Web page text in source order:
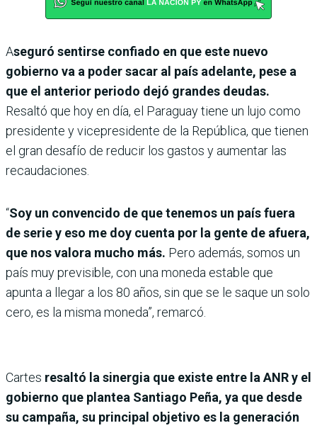
Aseguró sentirse confiado en que este nuevo
gobierno va a poder sacar al país adelante, pese a
que el anterior periodo dejó grandes deudas.
Resaltó que hoy en día, el Paraguay tiene un lujo como
presidente y vicepresidente de la República, que tienen
el gran desafío de reducir los gastos y aumentar las
recaudaciones.
“Soy un convencido de que tenemos un país fuera
de serie y eso me doy cuenta por la gente de afuera,
que nos valora mucho más. Pero además, somos un
país muy previsible, con una moneda estable que
apunta a llegar a los 80 años, sin que se le saque un solo
cero, es la misma moneda”, remarcó.
Cartes resaltó la sinergia que existe entre la ANR y el
gobierno que plantea Santiago Peña, ya que desde
su campaña, su principal objetivo es la generación